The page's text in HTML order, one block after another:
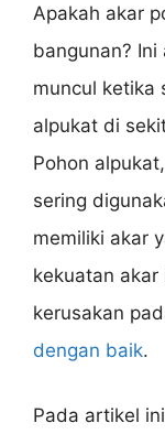
Apakah akar
bangunan?
muncul ketika
alpukat di
Pohon
sering
memiliki akar
kekuatan
kerusakan
dengan baik.
Pada artikel